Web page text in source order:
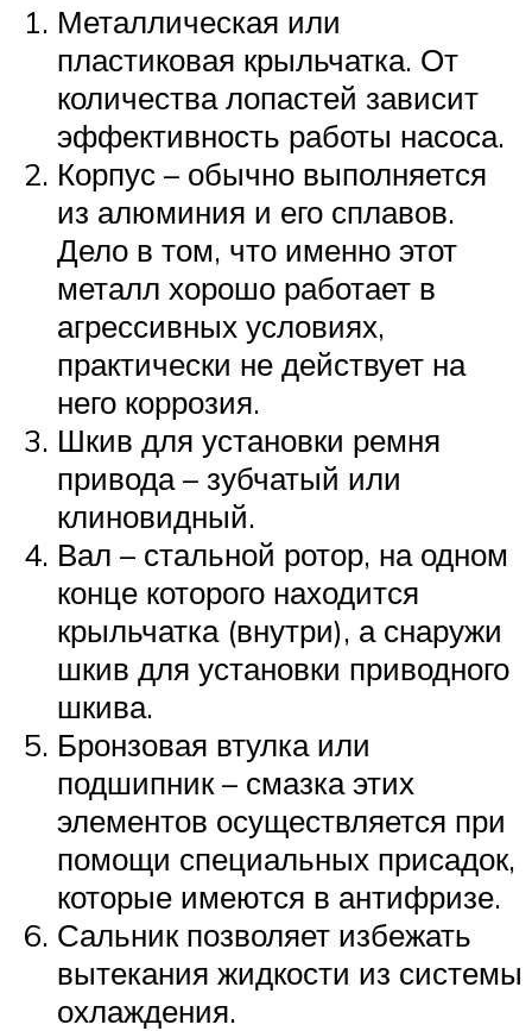
Металлическая или
пластиковая крыльчатка. От
количества лопастей зависит
эффективность работы насоса.
Корпус – обычно выполняется
из алюминия и его сплавов.
Дело в том, что именно этот
металл хорошо работает в
агрессивных условиях,
практически не действует на
него коррозия.
Шкив для установки ремня
привода – зубчатый или
клиновидный.
Вал – стальной ротор, на одном
конце которого находится
крыльчатка (внутри), а снаружи
шкив для установки приводного
шкива.
Бронзовая втулка или
подшипник – смазка этих
элементов осуществляется при
помощи специальных присадок,
которые имеются в антифризе.
Сальник позволяет избежать
вытекания жидкости из системы
охлаждения.